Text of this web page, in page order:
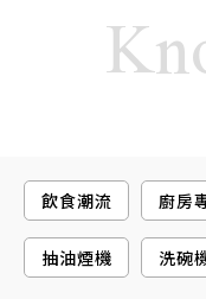
飲食潮流 廚房
抽油煙機 洗碗